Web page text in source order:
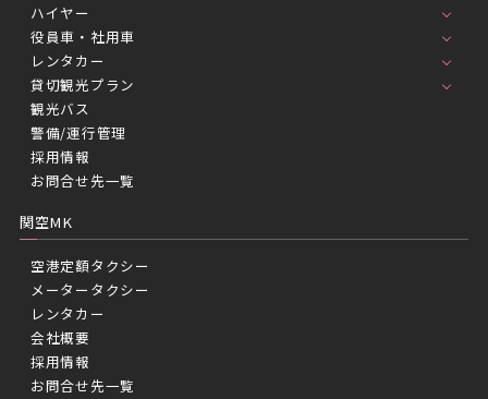
ハイヤー
役員車・社用車
レンタカー
貸切観光プラン
観光バス
警備/運行管理
採用情報
お問合せ先一覧
関空MK
空港定額タクシー
メータータクシー
レンタカー
会社概要
採用情報
お問合せ先一覧